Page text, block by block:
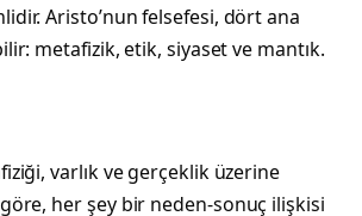
Aristo’nun felsefesi, dört ana
metafizik, etik, siyaset ve mantık.
varlık ve gerçeklik üzerine
her şey bir neden-sonuç ilişkisi